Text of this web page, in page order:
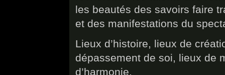
les beautés des savoirs faire
et des manifestations du
Lieux d’histoire, lieux de
dépassement de soi, lieux de
d’harmonie.